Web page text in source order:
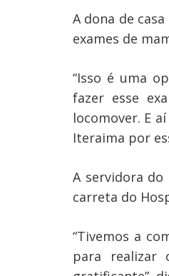
A dona de
exames de
“Isso é uma
fazer esse
locomover. E
Iteraima por
A servidora do
carreta do
“Tivemos a
para realizar